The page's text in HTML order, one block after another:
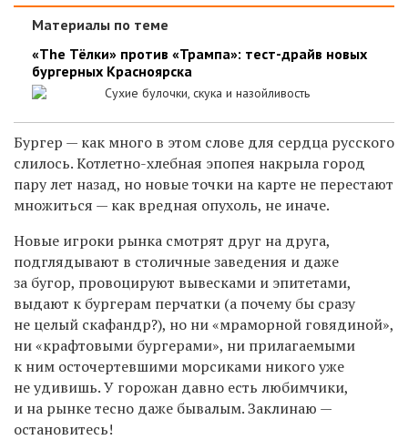
Материалы по теме
«The Тёлки» против «Трампа»: тест-драйв новых
бургерных Красноярска
Сухие булочки, скука и назойливость
Бургер — как много в этом слове для сердца русского
слилось.Котлетно-хлебная эпопея накрыла город
пару лет назад, но новые точки на карте не перестают
множиться — как вредная опухоль, не иначе.
Новые игроки рынка смотрят друг на друга,
подглядывают в столичные заведения и даже
за бугор, провоцируют вывесками и эпитетами,
выдают к бургерам перчатки (а почему бы сразу
не целый скафандр?), но ни «мраморной говядиной»,
ни «крафтовыми бургерами», ни прилагаемыми
к ним осточертевшими морсиками никого уже
не удивишь. У горожан давно есть любимчики,
и на рынке тесно даже бывалым. Заклинаю —
остановитесь!